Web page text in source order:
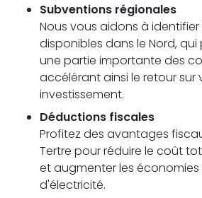
Subventions régionales
Nous vous aidons à identifier
disponibles dans le Nord,
une partie importante des
accélérant ainsi le retour sur
investissement.
Déductions fiscales
Profitez des avantages
Tertre pour réduire le coût
et augmenter les
d'électricité.